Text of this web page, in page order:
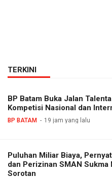
TERKINI
BP Batam Buka Jalan
Kompetisi Nasional dan
BP BATAM 19 jam yang lalu
Puluhan Miliar Biaya,
dan Perizinan SMAN Sukma
Sorotan